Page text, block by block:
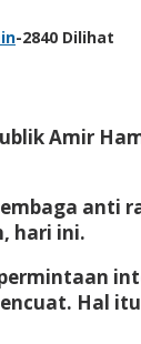
-2840 Dilihat
Amir
anti
hari ini.
Hal